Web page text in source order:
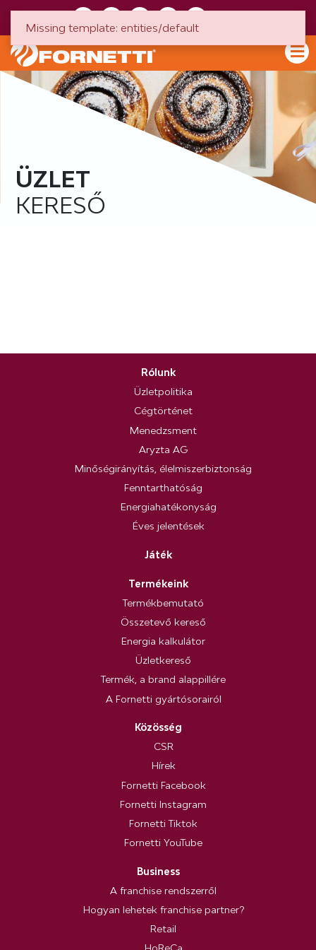
ÜZLET
KERESŐ
Rólunk
Üzletpolitika
Cégtörténet
Menedzsment
Aryzta AG
Minőségirányítás, élelmiszerbiztonság
Fenntarthatóság
Energiahatékonyság
Éves jelentések
Játék
Termékeink
Termékbemutató
Összetevő kereső
Energia kalkulátor
Üzletkereső
Termék, a brand alappillére
A Fornetti gyártósorairól
Közösség
CSR
Hírek
Fornetti Facebook
Fornetti Instagram
Fornetti Tiktok
Fornetti YouTube
Business
A franchise rendszerről
Hogyan lehetek franchise partner?
Retail
Missing template: entities/default